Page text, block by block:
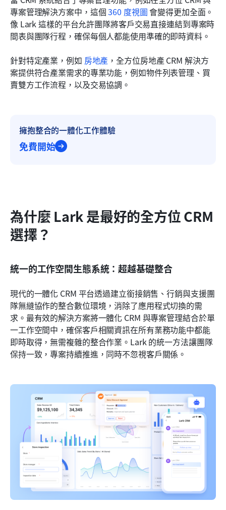
專案管理解決方案中，這個 360 度視圖 會變得更加全面。
像 Lark 這樣的平台允許團隊將客戶交易直接連結到專案時
間表與團隊行程，確保每個人都能使用準確的即時資料。
針對特定產業，例如 房地產 ，全方位房地產 CRM 解決方
案提供符合產業需求的專業功能，例如物件列表管理、買
賣雙方工作流程，以及交易協調。
擁抱整合的一體化工作體驗
免費開始
為什麼 Lark 是最好的全方位 CRM
選擇？
統一的工作空間生態系統：超越基礎整合
現代的一體化 CRM 平台透過建立銜接銷售、行銷與支援團
隊無縫協作的整合數位環境，消除了應用程式切換的需
求。最有效的解決方案將一體化 CRM 與專案管理結合於單
一工作空間中，確保客戶相關資訊在所有業務功能中都能
即時取得，無需複雜的整合作業。Lark 的統一方法讓團隊
保持一致，專案持續推進，同時不忽視客戶關係。